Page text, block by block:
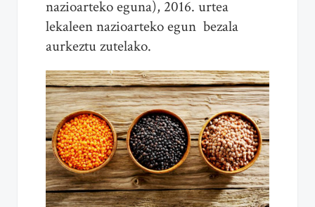
nazioarteko eguna), 2016. urtea
lekaleen nazioarteko egun bezala
aurkeztu zutelako.